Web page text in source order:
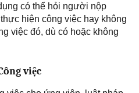
có thể hỏi người nộp
hiện công việc hay không
việc đó, dù có hoặc không
việc